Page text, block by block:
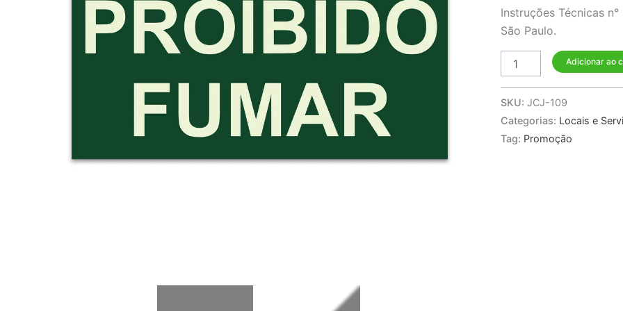
Instruções Técnicas
São Paulo.
quantidade
Adicionar ao
SKU: JCJ-109
Categorias: Locais e
Tag: Promoção